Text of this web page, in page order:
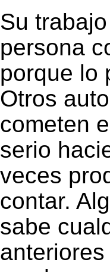
Su
persona
porque lo
Otros
cometen
serio
veces
contar.
sabe